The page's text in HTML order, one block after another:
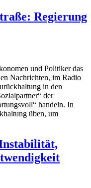
Regierung
und Politiker das
Nachrichten, im Radio
in den
der
handeln. In
üben, um